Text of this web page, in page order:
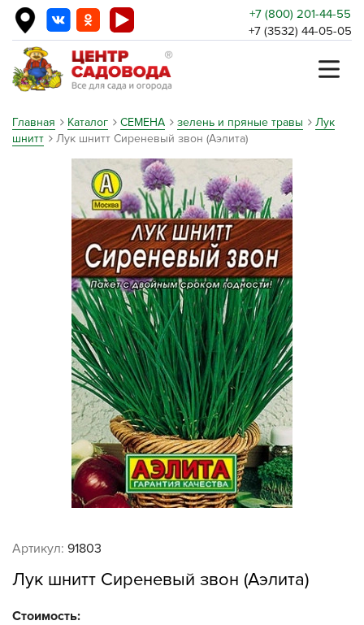
+7 (800) 201-44-55
+7 (3532) 44-05-05
Главная Каталог СЕМЕНА зелень и пряные травы
Лук
шнитт
Лук шнитт Сиреневый звон (Аэлита)
Артикул: 91803
Лук шнитт Сиреневый звон (Аэлита)
Стоимость: